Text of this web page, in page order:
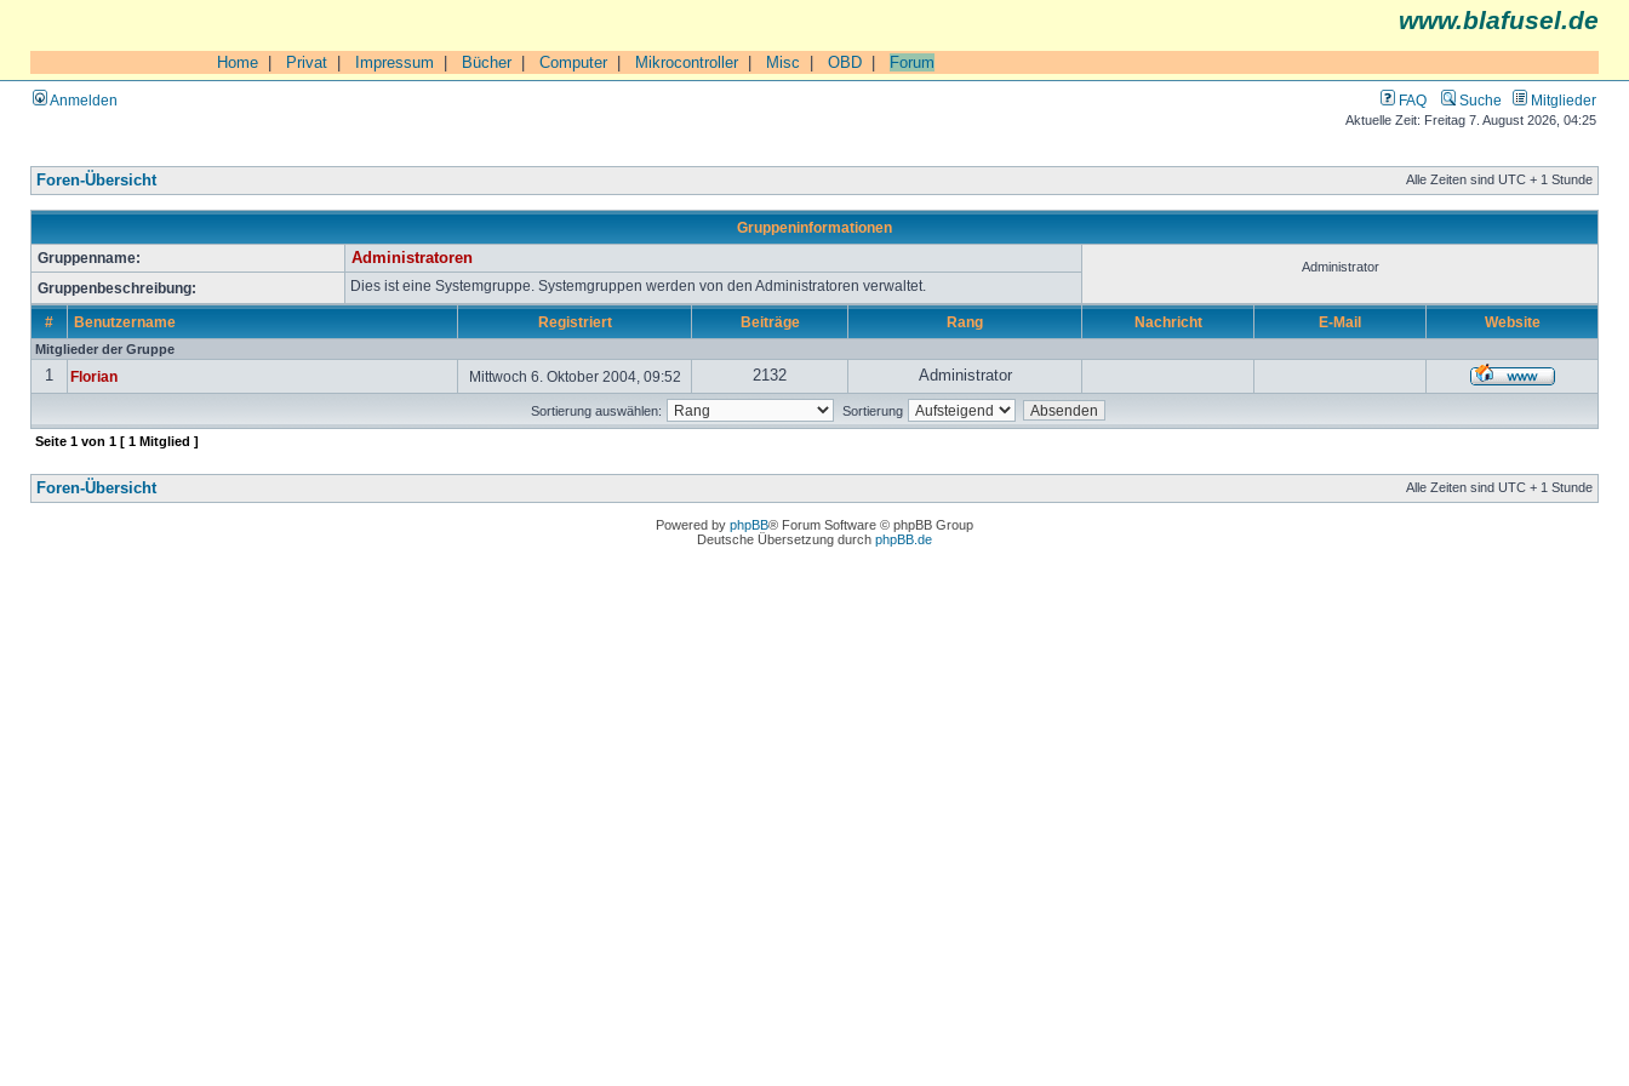
www.blafusel.de
Home Privat Impressum Bücher| Computer| Mikrocontroller| Misc OBD Forum
Anmelden FAQ Suche Mitglieder
Aktuelle Zeit: Freitag 7. August 2026, 04:25
Foren-Übersicht Alle Zeiten sind UTC + 1 Stunde
Gruppeninformationen
Gruppenname:
Administratoren Administrator
Gruppenbeschreibung: Dies ist eine Systemgruppe. Systemgruppen werden von den Administratoren verwaltet.
# Benutzername Registriert Beiträge Rang Nachricht E-Mail Website
Mitglieder der Gruppe
1 Florian Mittwoch 6. Oktober 2004, 09:52 2132 Administrator
Sortierung auswählen: Sortierung
Seite 1 von 1 [ 1 Mitglied ]
Foren-Übersicht Alle Zeiten sind UTC + 1 Stunde
Powered by phpBB® Forum Software © phpBB Group
Deutsche Übersetzung durch phpBB.de